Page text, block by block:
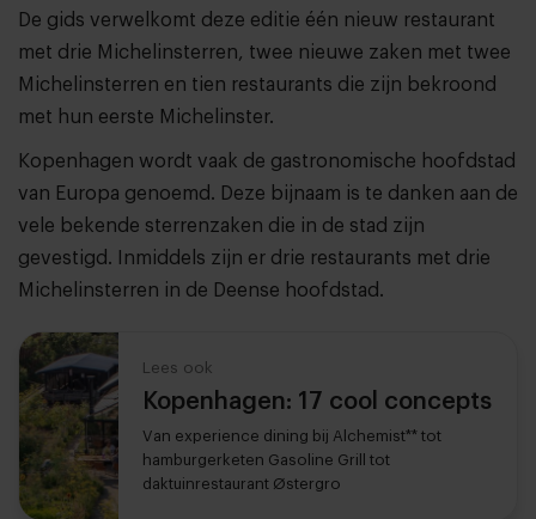
De gids verwelkomt deze editie één nieuw restaurant
met drie Michelinsterren, twee nieuwe zaken met twee
Michelinsterren en tien restaurants die zijn bekroond
met hun eerste Michelinster.
Kopenhagen wordt vaak de gastronomische hoofdstad
van Europa genoemd. Deze bijnaam is te danken aan de
vele bekende sterrenzaken die in de stad zijn
gevestigd. Inmiddels zijn er drie restaurants met drie
Michelinsterren in de Deense hoofdstad.
Lees ook
Kopenhagen: 17 cool concepts
Van experience dining bij Alchemist** tot
hamburgerketen Gasoline Grill tot
daktuinrestaurant Østergro